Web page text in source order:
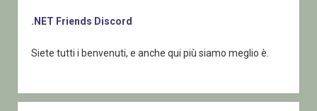
.NET Friends Discord
Siete tutti i benvenuti, e anche qui più siamo meglio è.